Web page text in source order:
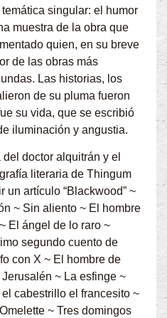
singular: el humor
muestra de la obra que
quien, en su breve
de las obras más
Las historias, los
de su pluma fueron
su vida, que se escribió
iluminación y angustia.
doctor alquitrán y el
literaria de Thingum
un artículo “Blackwood” ~
~ Sin aliento ~ El hombre
El ángel de lo raro ~
segundo cuento de
con X ~ El hombre de
~ La esfinge ~
cabestrillo el francesito ~
~ Tres domingos